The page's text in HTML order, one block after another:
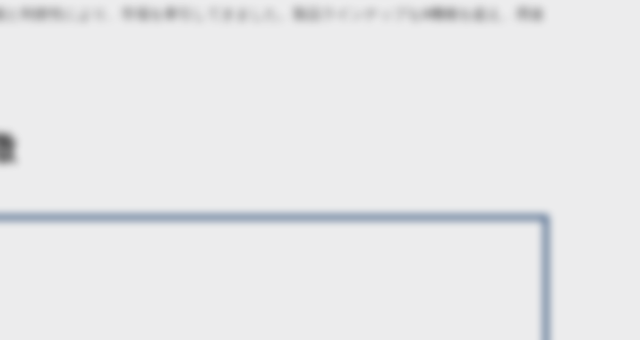
利便性により、市場を牽引してきました。製品ラインナップも9機種を超え、用途